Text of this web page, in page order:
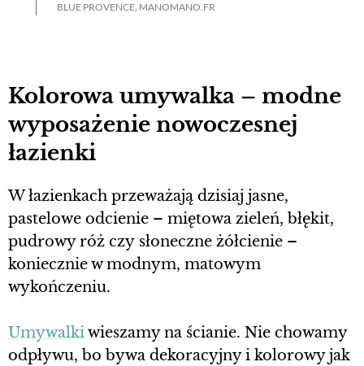
BLUE PROVENCE, MANOMANO.FR
Kolorowa umywalka – modne
wyposażenie nowoczesnej
łazienki
W łazienkach przeważają dzisiaj jasne,
pastelowe odcienie – miętowa zieleń, błękit,
pudrowy róż czy słoneczne żółcienie –
koniecznie w modnym, matowym
wykończeniu.
Umywalkiwieszamy na ścianie. Nie chowamy
odpływu, bo bywa dekoracyjny i kolorowy jak